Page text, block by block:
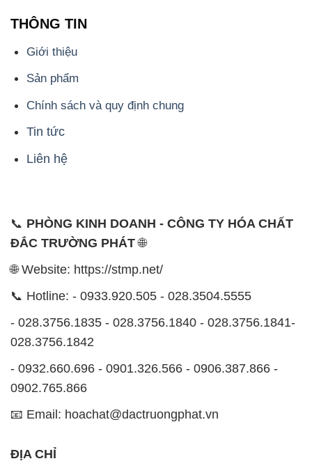
THÔNG TIN
Giới thiệu
Sản phẩm
Chính sách và quy định chung
Tin tức
Liên hệ
📞 PHÒNG KINH DOANH - CÔNG TY HÓA CHẤT
ĐẮC TRƯỜNG PHÁT🌐
🌐 Website: https://stmp.net/
📞 Hotline: - 0933.920.505 - 028.3504.5555
- 028.3756.1835 - 028.3756.1840 - 028.3756.1841-
028.3756.1842
- 0932.660.696 - 0901.326.566 - 0906.387.866 -
0902.765.866
📧 Email: hoachat@dactruongphat.vn
ĐỊA CHỈ